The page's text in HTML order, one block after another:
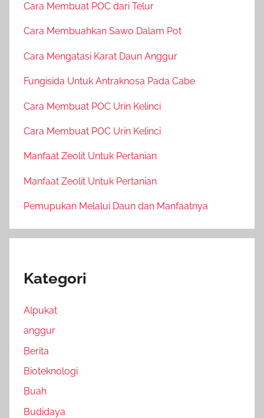
Cara Membuat POC dari Telur
Cara Membuahkan Sawo Dalam Pot
Cara Mengatasi Karat Daun Anggur
Fungisida Untuk Antraknosa Pada Cabe
Cara Membuat POC Urin Kelinci
Cara Membuat POC Urin Kelinci
Manfaat Zeolit Untuk Pertanian
Manfaat Zeolit Untuk Pertanian
Pemupukan Melalui Daun dan Manfaatnya
Kategori
Alpukat
anggur
Berita
Bioteknologi
Buah
Budidaya